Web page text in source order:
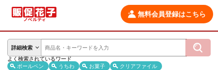
無料会員登録はこちら
詳細検索
よく検索されているワード
ボールペン
うちわ お菓子 クリアファイル